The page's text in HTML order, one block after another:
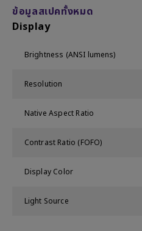
ข้อมูลสเปคทั้งหมด
Display
Brightness (ANSI lumens)
Resolution
Native Aspect Ratio
Contrast Ratio (FOFO)
Display Color
Light Source